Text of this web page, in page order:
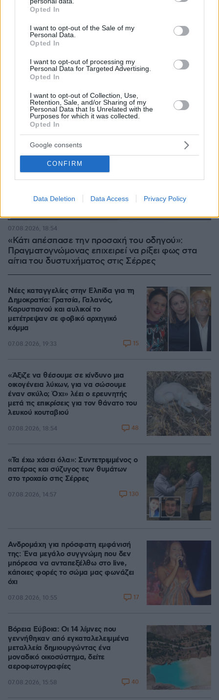
grant or deny consent to Google and its third-party tags to
use your data for below specified purposes in below Google
consent section.
Opted In
I want to opt-out of the Sale of my
Personal Data.
Opted In
I want to opt-out of processing my
Personal Data for Targeted Advertising.
Opted In
I want to opt-out of Collection, Use,
Retention, Sale, and/or Sharing of my
Personal Data that Is Unrelated with the
Purposes for which it was collected.
Opted In
Google consents
CONFIRM
Data Deletion Data Access Privacy Policy
Loaded:
«Κάτι απέσπασε την προσοχή του οδηγού»:
Πραγματογνώμονας επιχειρεί να ρίξει φως στα
αίτια του δυστυχήματος στις Σέρρες
07.08.2026, 18:54
Νέες καταγγελίες στην Ελπίδα για τη
Δημοκρατία: Γρατσία, Γαλανός,
Καρυστιανού και αυλικοί το
μετέτρεψαν σε φοβικό αρχηγικό
κόμμα
07.08.2026, 19:33 15
«Άξιζε να θέσουμε σε κίνδυνο μια
οικογένεια λύκων, για να σώσουμε
έναν σκύλο; Όχι» λέει ο ερευνητής
μετά τις επικρίσεις για τον θάνατο του
λευκού κουταβιού
07.08.2026, 18:54 48
«Τα έχω χάσει όλα»: Συντετριμμένος ο
πατέρας και σύζυγος των θυμάτων
στο τροχαίο στις Σέρρες
07.08.2026, 14:57 130
Ανδρομάχη για πρόσφατη εμφάνισή
της: Ένα μεγάλο συγγνώμη που δεν
μπόρεσα να ανταπεξέλθω στο live,
κάποιες φορές το σώμα μας φωνάζει
όχι
07.08.2026, 10:55 17
Βόρεια Εύβοια: Οι 14 λίμνες που
γεννήθηκαν από εγκαταλελειμμένα
μεταλλεία δημιουργώντας ένα
μοναδικό οικοσύστημα, δείτε
αεροφωτογραφίες
07.08.2026, 15:58 40